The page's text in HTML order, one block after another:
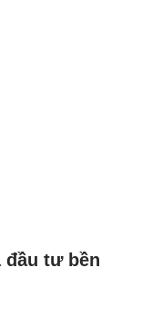
đầu tư bền